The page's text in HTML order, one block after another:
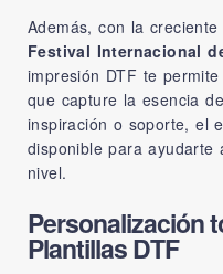
Además, con la
Festival Internacional
impresión DTF te
que capture la esencia
inspiración o soporte, el
disponible para
nivel.
Personalización
Plantillas DTF